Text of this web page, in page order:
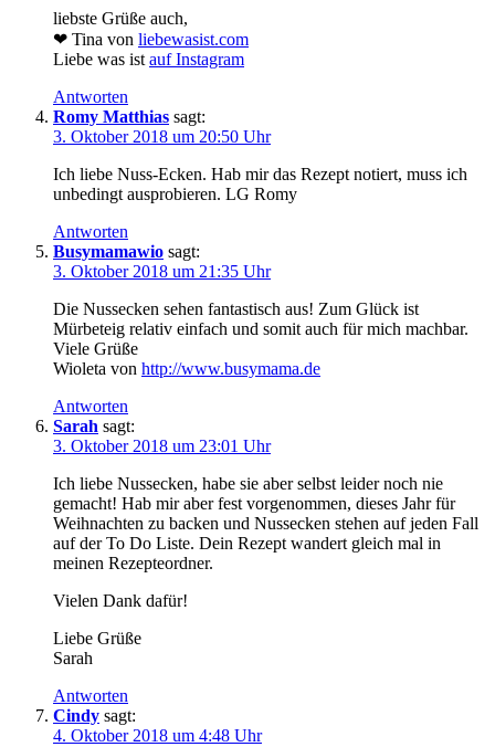
liebste Grüße auch,
❤ Tina von liebewasist.com
Liebe was ist auf Instagram
Antworten
Romy Matthias sagt:
3. Oktober 2018 um 20:50 Uhr
Ich liebe Nuss-Ecken. Hab mir das Rezept notiert, muss ich
unbedingt ausprobieren. LG Romy
Antworten
Busymamawio sagt:
3. Oktober 2018 um 21:35 Uhr
Die Nussecken sehen fantastisch aus! Zum Glück ist
Mürbeteig relativ einfach und somit auch für mich machbar.
Viele Grüße
Wioleta von http://www.busymama.de
Antworten
Sarah sagt:
3. Oktober 2018 um 23:01 Uhr
Ich liebe Nussecken, habe sie aber selbst leider noch nie
gemacht! Hab mir aber fest vorgenommen, dieses Jahr für
Weihnachten zu backen und Nussecken stehen auf jeden Fall
auf der To Do Liste. Dein Rezept wandert gleich mal in
meinen Rezepteordner.
Vielen Dank dafür!
Liebe Grüße
Sarah
Antworten
Cindy sagt:
4. Oktober 2018 um 4:48 Uhr